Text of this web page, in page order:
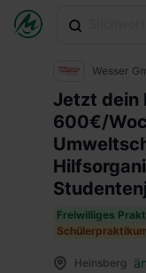
Wesser
Jetzt dein
600€/
Freiwilliges
Heinsberg